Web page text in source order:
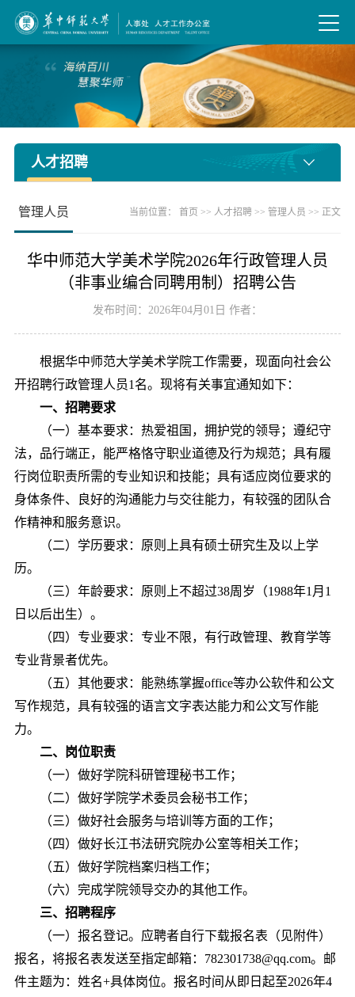
人才招聘
管理人员 当前位置：首页 >> 人才招聘 >>管理人员 >> 正文
华中师范大学美术学院2026年行政管理人员
（非事业编合同聘用制）招聘公告
发布时间：2026年04月01日 作者：
根据华中师范大学美术学院工作需要，现面向社会公
开招聘行政管理人员1名。现将有关事宜通知如下：
一、招聘要求
（一）基本要求：热爱祖国，拥护党的领导；遵纪守
法，品行端正，能严格恪守职业道德及行为规范；具有履
行岗位职责所需的专业知识和技能；具有适应岗位要求的
身体条件、良好的沟通能力与交往能力，有较强的团队合
作精神和服务意识。
（二）学历要求：原则上具有硕士研究生及以上学
历。
（三）年龄要求：原则上不超过38周岁（1988年1月1
日以后出生）。
（四）专业要求：专业不限，有行政管理、教育学等
专业背景者优先。
（五）其他要求：能熟练掌握office等办公软件和公文
写作规范，具有较强的语言文字表达能力和公文写作能
力。
二、岗位职责
（一）做好学院科研管理秘书工作；
（二）做好学院学术委员会秘书工作；
（三）做好社会服务与培训等方面的工作；
（四）做好长江书法研究院办公室等相关工作；
（五）做好学院档案归档工作；
（六）完成学院领导交办的其他工作。
三、招聘程序
（一）报名登记。应聘者自行下载报名表（见附件）
报名，将报名表发送至指定邮箱：782301738@qq.com。邮
件主题为：姓名+具体岗位。报名时间从即日起至2026年4